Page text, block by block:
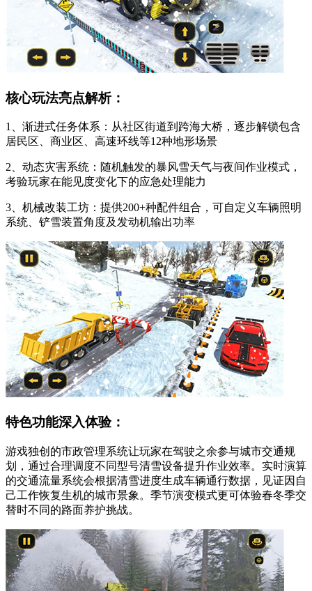
核心玩法亮点解析：
1、渐进式任务体系：从社区街道到跨海大桥，逐步解锁包含
居民区、商业区、高速环线等12种地形场景
2、动态灾害系统：随机触发的暴风雪天气与夜间作业模式，
考验玩家在能见度变化下的应急处理能力
3、机械改装工坊：提供200+种配件组合，可自定义车辆照明
系统、铲雪装置角度及发动机输出功率
特色功能深入体验：
游戏独创的市政管理系统让玩家在驾驶之余参与城市交通规
划，通过合理调度不同型号清雪设备提升作业效率。实时演算
的交通流量系统会根据清雪进度生成车辆通行数据，见证因自
己工作恢复生机的城市景象。季节演变模式更可体验春冬季交
替时不同的路面养护挑战。